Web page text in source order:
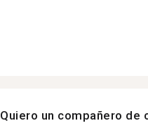
Quiero un compañero de